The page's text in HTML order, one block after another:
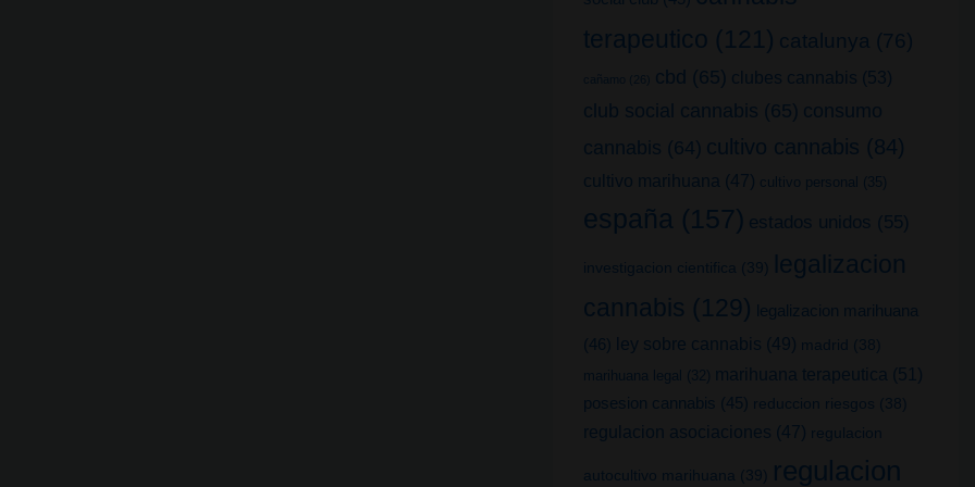
terapeutico (121) catalunya (76)
cañamo (26) cbd (65) clubes cannabis (53)
club social cannabis (65) consumo
cannabis (64) cultivo cannabis (84)
cultivo marihuana (47) cultivo personal (35)
españa (157) estados unidos (55)
investigacion cientifica (39)
legalizacion
cannabis (129) legalizacion marihuana
(46) ley sobre cannabis (49) madrid (38)
marihuana legal (32) marihuana terapeutica (51)
posesion cannabis (45) reduccion riesgos (38)
regulacion asociaciones (47) regulacion
autocultivo marihuana (39)
regulacion